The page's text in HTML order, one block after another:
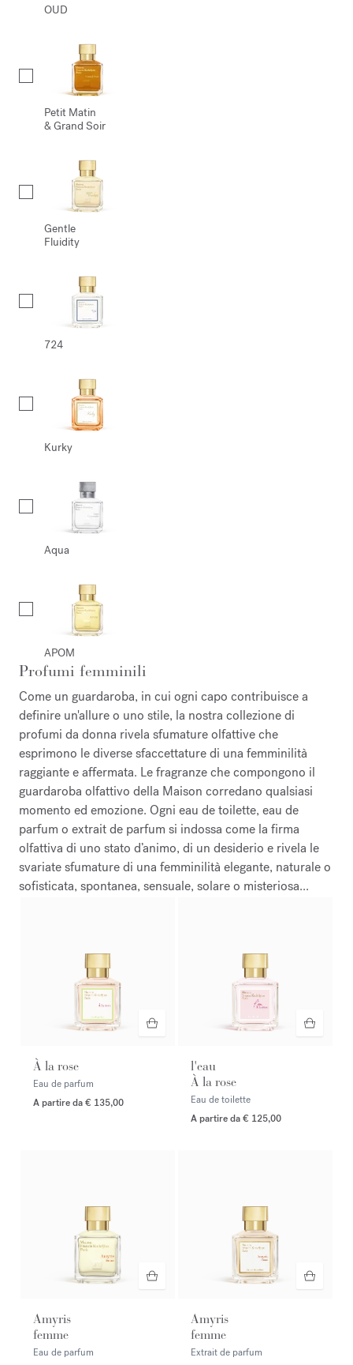
OUD
Petit Matin
& Grand Soir
Gentle
Fluidity
724
Kurky
Aqua
APOM
Profumi femminili
Come un guardaroba, in cui ogni capo contribuisce a
definire un'allure o uno stile, la nostra collezione di
profumi da donna rivela sfumature olfattive che
esprimono le diverse sfaccettature di una femminilità
raggiante e affermata. ​ Le fragranze che compongono il
guardaroba olfattivo della Maison corredano qualsiasi
momento ed emozione. Ogni eau de toilette, eau de
parfum o extrait de parfum si indossa come la firma
olfattiva di uno stato d’animo, di un desiderio e rivela le
svariate sfumature di una femminilità elegante, naturale o
sofisticata, spontanea, sensuale, solare o misteriosa...
À la rose
Eau de parfum
A partire da€ 135,00
l'eau
À la rose
Eau de toilette
A partire da€ 125,00
Amyris
femme
Eau de parfum
Amyris
femme
Extrait de parfum